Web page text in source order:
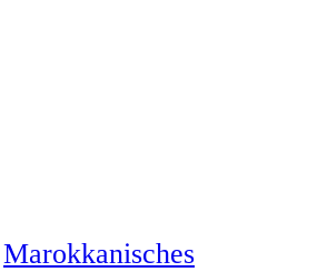
Marokkanisches